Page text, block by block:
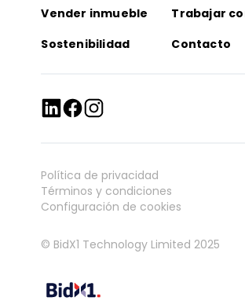
Vender inmueble
Trabajar
Sostenibilidad
Contacto
Política de privacidad
Términos y condiciones
Configuración de cookies
© BidX1 Technology Limited 2025